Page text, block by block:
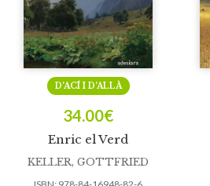
Enric el Verd
D’ACÍ I D’ALLÀ
34.00€
KELLER, GOTTFRIED